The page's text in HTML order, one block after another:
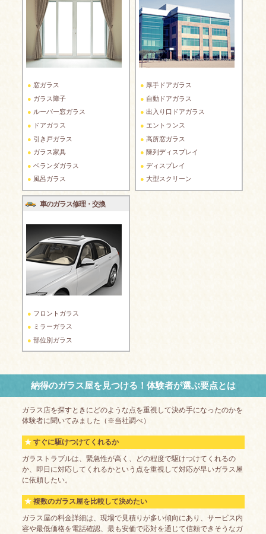
窓ガラス
ガラス障子
ルーバー窓ガラス
ドアガラス
引き戸ガラス
ガラス家具
ベランダガラス
風呂ガラス
厚手ドアガラス
自動ドアガラス
出入り口ドアガラス
エントランス
高所窓ガラス
陳列ディスプレイ
ディスプレイ
大型スクリーン
車のガラス修理・交換
フロントガラス
ミラーガラス
部位別ガラス
納得のガラス屋を見つける！体験者が選ぶ要点とは
ガラス店を探すときにどのような点を重視して決め手になったのかを
体験者に聞いてみました（※当社調べ）
すぐに駆けつけてくれるか
ガラストラブルは、緊急性が高く、どの程度で駆けつけてくれるの
か、即日に対応してくれるかという点を重視して対応が早いガラス屋
に依頼したい。
複数のガラス屋を比較して決めたい
ガラス屋の料金詳細は、現場で見積りが多い傾向にあり、サービス内
容や最低価格を電話確認、最も安価で応対を通じて信頼できそうなガ